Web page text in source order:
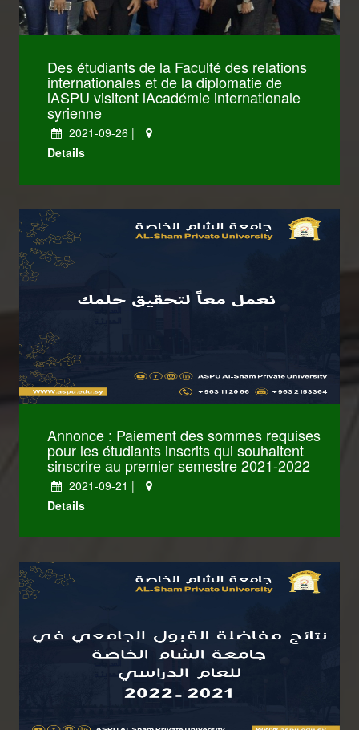
Engineering
كليات Law
كليات Administrative
Des étudiants de la Faculté des relations
internationales et de la diplomatie de
lASPU visitent lAcadémie internationale
syrienne
2021-09-26 |
Details
Annonce : Paiement des sommes requises
pour les étudiants inscrits qui souhaitent
sinscrire au premier semestre 2021-2022
2021-09-21 |
Details